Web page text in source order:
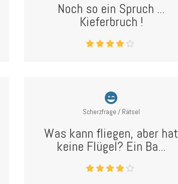
Noch so ein Spruch ...
Kieferbruch !
Scherzfrage / Rätsel
Was kann fliegen, aber hat
keine Flügel? Ein Ba...